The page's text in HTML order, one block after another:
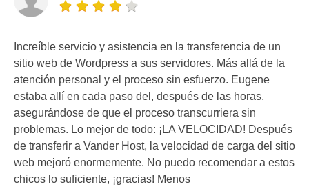
Increíble servicio y asistencia en la transferencia de un
sitio web de Wordpress a sus servidores. Más allá de la
atención personal y el proceso sin esfuerzo. Eugene
estaba allí en cada paso del, después de las horas,
asegurándose de que el proceso transcurriera sin
problemas. Lo mejor de todo: ¡LA VELOCIDAD! Después
de transferir a Vander Host, la velocidad de carga del sitio
web mejoró enormemente. No puedo recomendar a estos
chicos lo suficiente, ¡gracias! Menos